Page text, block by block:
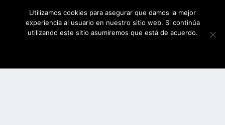
Utilizamos cookies para asegurar que damos la mejor
experiencia al usuario en nuestro sitio web. Si continúa
utilizando este sitio asumiremos que está de acuerdo.